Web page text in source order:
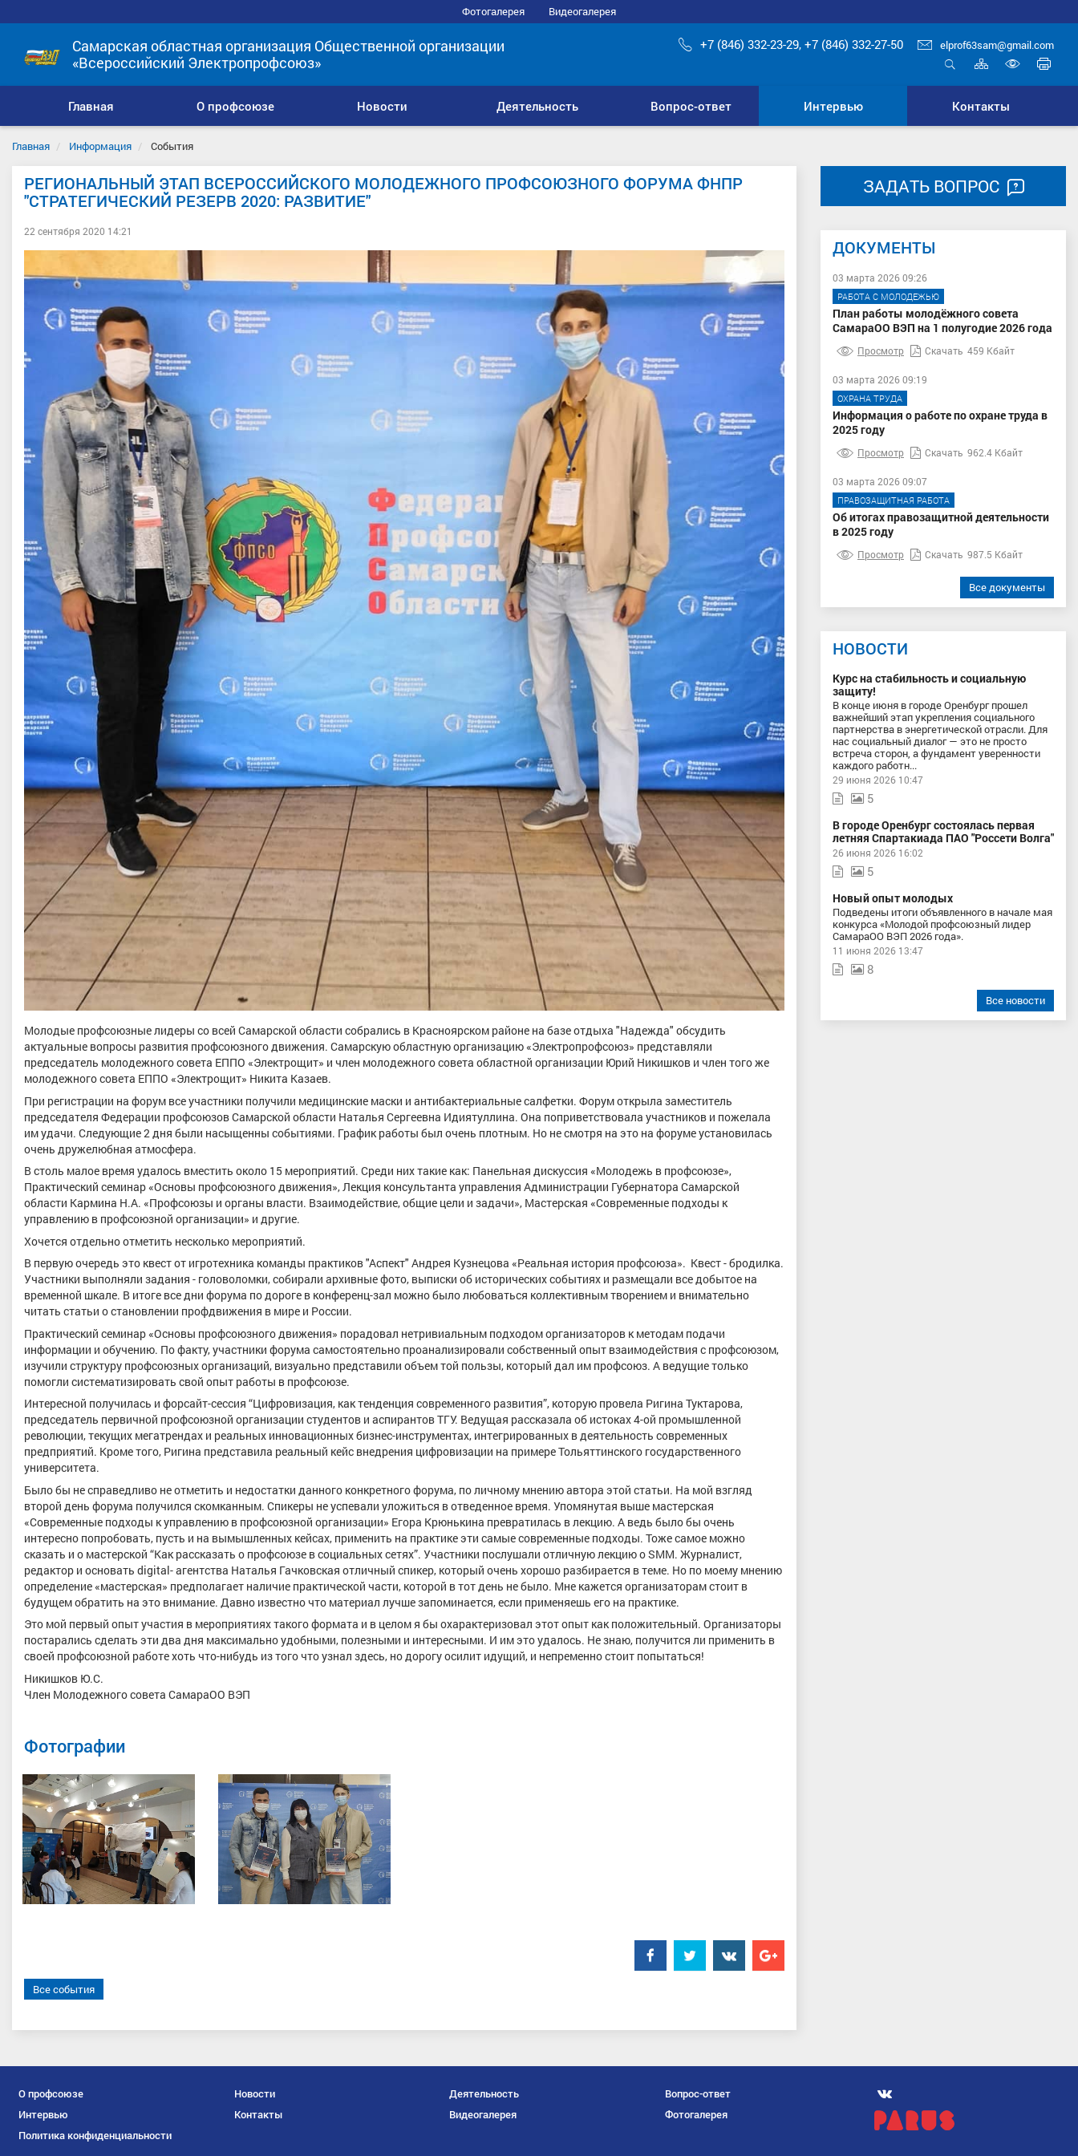
Фотогалерея Видеогалерея
Самарская областная организация Общественной организации
«Всероссийский Электропрофсоюз»
+7 (846) 332-23-29, +7 (846) 332-27-50 elprof63sam@gmail.com
Карта
сайта
для
Главная О профсоюзе Новости Деятельность Вопрос-ответ Интервью Контакты
Главная Информация События
РЕГИОНАЛЬНЫЙ ЭТАП ВСЕРОССИЙСКОГО МОЛОДЕЖНОГО ПРОФСОЮЗНОГО ФОРУМА ФНПР
"СТРАТЕГИЧЕСКИЙ РЕЗЕРВ 2020: РАЗВИТИЕ"
22 сентября 2020 14:21
Молодые профсоюзные лидеры со всей Самарской области собрались в Красноярском районе на базе отдыха "Надежда" обсудить
актуальные вопросы развития профсоюзного движения. Самарскую областную организацию «Электропрофсоюз» представляли
председатель молодежного совета ЕППО «Электрощит» и член молодежного совета областной организации Юрий Никишков и член того же
молодежного совета ЕППО «Электрощит» Никита Казаев.
При регистрации на форум все участники получили медицинские маски и антибактериальные салфетки. Форум открыла заместитель
председателя Федерации профсоюзов Самарской области Наталья Сергеевна Идиятуллина. Она поприветствовала участников и пожелала
им удачи. Следующие 2 дня были насыщенны событиями. График работы был очень плотным. Но не смотря на это на форуме установилась
очень дружелюбная атмосфера.
В столь малое время удалось вместить около 15 мероприятий. Среди них такие как: Панельная дискуссия «Молодежь в профсоюзе»,
Практический семинар «Основы профсоюзного движения», Лекция консультанта управления Администрации Губернатора Самарской
области Кармина Н.А. «Профсоюзы и органы власти. Взаимодействие, общие цели и задачи», Мастерская «Современные подходы к
управлению в профсоюзной организации» и другие.
Хочется отдельно отметить несколько мероприятий.
В первую очередь это квест от игротехника команды практиков "Аспект" Андрея Кузнецова «Реальная история профсоюза». Квест - бродилка.
Участники выполняли задания - головоломки, собирали архивные фото, выписки об исторических событиях и размещали все добытое на
временной шкале. В итоге все дни форума по дороге в конференц-зал можно было любоваться коллективным творением и внимательно
читать статьи о становлении профдвижения в мире и России.
Практический семинар «Основы профсоюзного движения» порадовал нетривиальным подходом организаторов к методам подачи
информации и обучению. По факту, участники форума самостоятельно проанализировали собственный опыт взаимодействия с профсоюзом,
изучили структуру профсоюзных организаций, визуально представили объем той пользы, который дал им профсоюз. А ведущие только
помогли систематизировать свой опыт работы в профсоюзе.
Интересной получилась и форсайт-сессия “Цифровизация, как тенденция современного развития”, которую провела Ригина Туктарова,
председатель первичной профсоюзной организации студентов и аспирантов ТГУ. Ведущая рассказала об истоках 4-ой промышленной
революции, текущих мегатрендах и реальных инновационных бизнес-инструментах, интегрированных в деятельность современных
предприятий. Кроме того, Ригина представила реальный кейс внедрения цифровизации на примере Тольяттинского государственного
университета.
Было бы не справедливо не отметить и недостатки данного конкретного форума, по личному мнению автора этой статьи. На мой взгляд
второй день форума получился скомканным. Спикеры не успевали уложиться в отведенное время. Упомянутая выше мастерская
«Современные подходы к управлению в профсоюзной организации» Егора Крюнькина превратилась в лекцию. А ведь было бы очень
интересно попробовать, пусть и на вымышленных кейсах, применить на практике эти самые современные подходы. Тоже самое можно
сказать и о мастерской “Как рассказать о профсоюзе в социальных сетях”. Участники послушали отличную лекцию о SMM. Журналист,
редактор и основать digital- агентства Наталья Гачковская отличный спикер, который очень хорошо разбирается в теме. Но по моему мнению
определение «мастерская» предполагает наличие практической части, которой в тот день не было. Мне кажется организаторам стоит в
будущем обратить на это внимание. Давно известно что материал лучше запоминается, если применяешь его на практике.
Это мой первый опыт участия в мероприятиях такого формата и в целом я бы охарактеризовал этот опыт как положительный. Организаторы
постарались сделать эти два дня максимально удобными, полезными и интересными. И им это удалось. Не знаю, получится ли применить в
своей профсоюзной работе хоть что-нибудь из того что узнал здесь, но дорогу осилит идущий, и непременно стоит попытаться!
Никишков Ю.С.
Член Молодежного совета СамараОО ВЭП
Фотографии
FacebookTwitter���������
Google+
Все события
ЗАДАТЬ ВОПРОС
ДОКУМЕНТЫ
03 марта 2026 09:26
РАБОТА С МОЛОДЕЖЬЮ
План работы молодёжного совета
СамараОО ВЭП на 1 полугодие 2026 года
Просмотр Скачать 459 Кбайт
03 марта 2026 09:19
ОХРАНА ТРУДА
Информация о работе по охране труда в
2025 году
Просмотр Скачать 962.4 Кбайт
03 марта 2026 09:07
ПРАВОЗАЩИТНАЯ РАБОТА
Об итогах правозащитной деятельности
в 2025 году
Просмотр Скачать 987.5 Кбайт
Все документы
НОВОСТИ
Курс на стабильность и социальную
защиту!
В конце июня в городе Оренбург прошел
важнейший этап укрепления социального
партнерства в энергетической отрасли. Для
нас социальный диалог — это не просто
встреча сторон, а фундамент уверенности
каждого работн...
29 июня 2026 10:47
5
В городе Оренбург состоялась первая
летняя Спартакиада ПАО "Россети Волга"
26 июня 2026 16:02
5
Новый опыт молодых
Подведены итоги объявленного в начале мая
конкурса «Молодой профсоюзный лидер
СамараОО ВЭП 2026 года».
11 июня 2026 13:47
8
Все новости
О профсоюзе Новости Деятельность
Вопрос-ответ
Интервью
Контакты Видеогалерея
Фотогалерея
Политика конфиденциальности
Мы
вконтакте